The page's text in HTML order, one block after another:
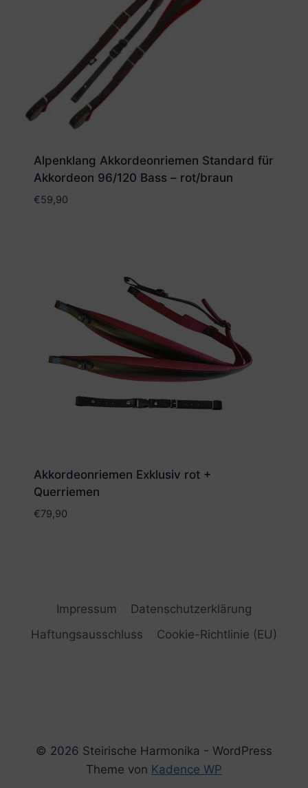
Alpenklang Akkordeonriemen Standard für
Akkordeon 96/120 Bass – rot/braun
€59,90
Akkordeonriemen Exklusiv rot +
Querriemen
€79,90
Impressum
Datenschutzerklärung
Haftungsausschluss
Cookie-Richtlinie (EU)
© 2026 Steirische Harmonika - WordPress
Theme von Kadence WP